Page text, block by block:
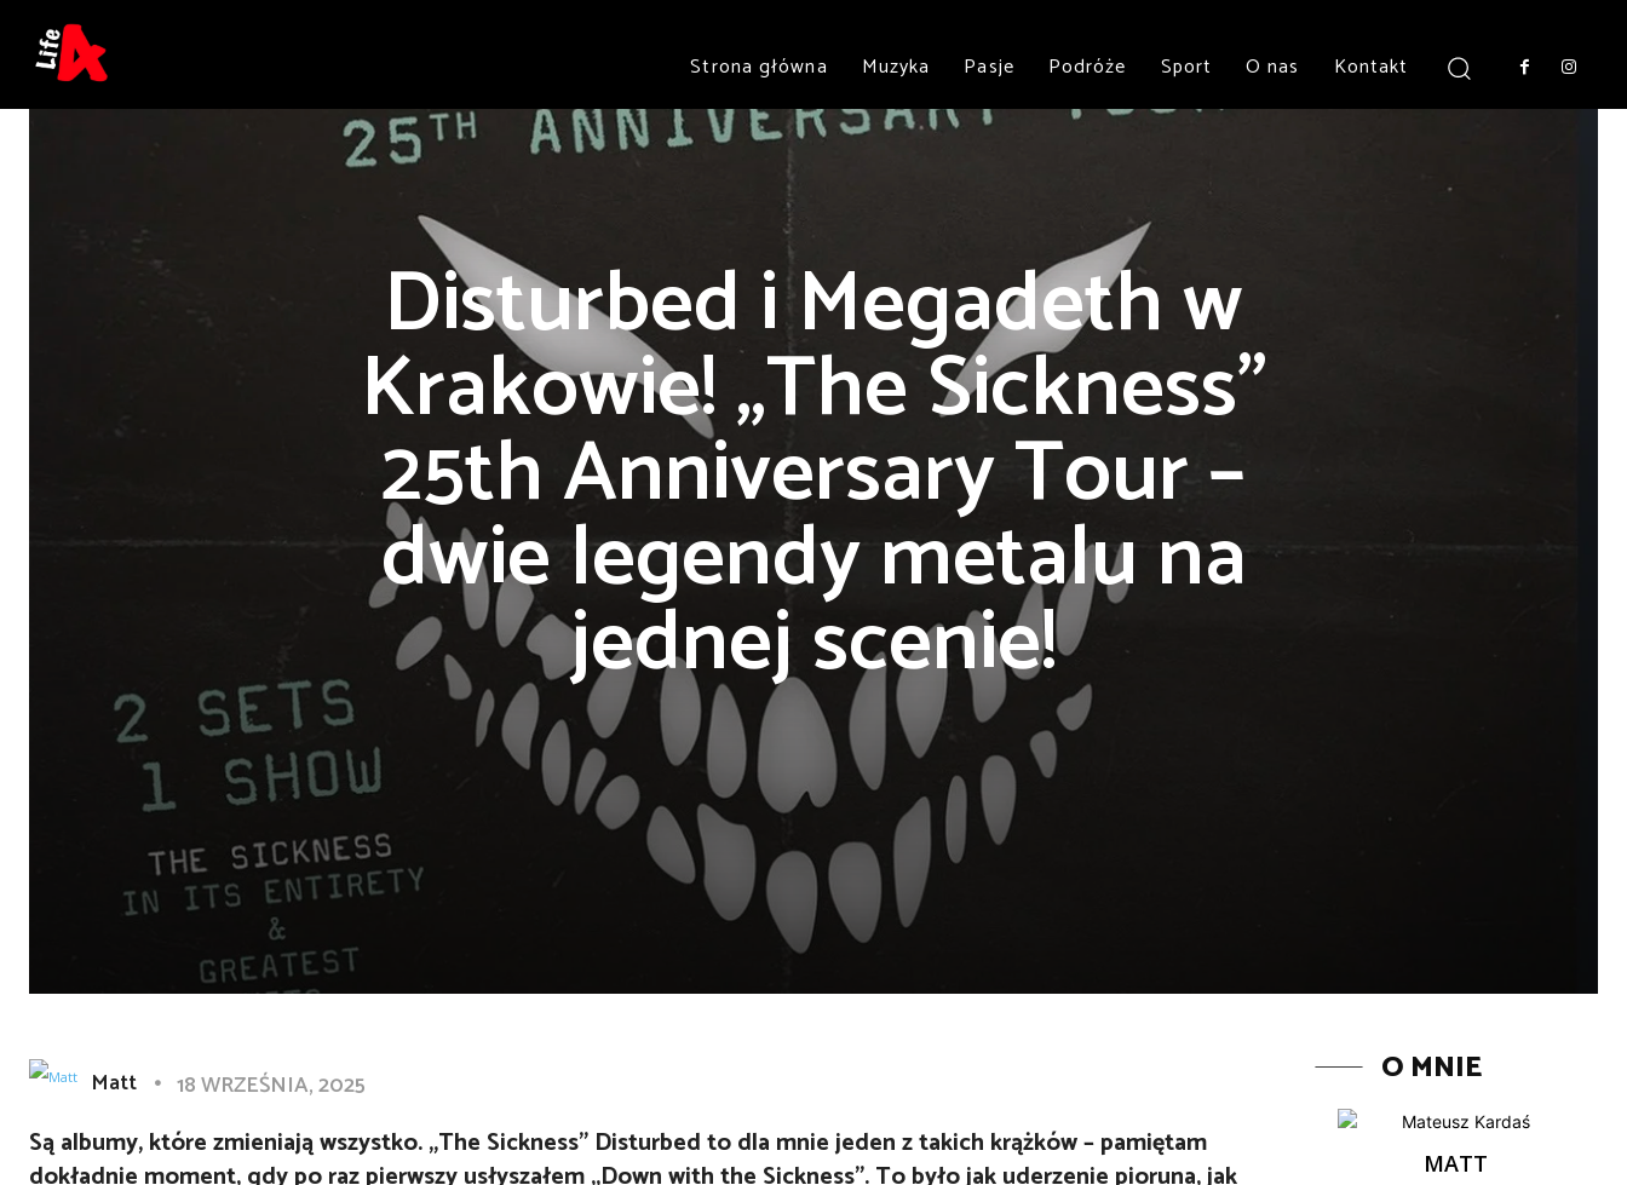
Strona główna Muzyka Pasje Podróże Sport O nas Kontakt
Disturbed i Megadeth w
Krakowie! „The Sickness”
25th Anniversary Tour –
dwie legendy metalu na
jednej scenie!
Matt 18 WRZEŚNIA, 2025
Są albumy, które zmieniają wszystko. „The Sickness” Disturbed to dla mnie jeden z takich krążków – pamiętam
O MNIE
MATT